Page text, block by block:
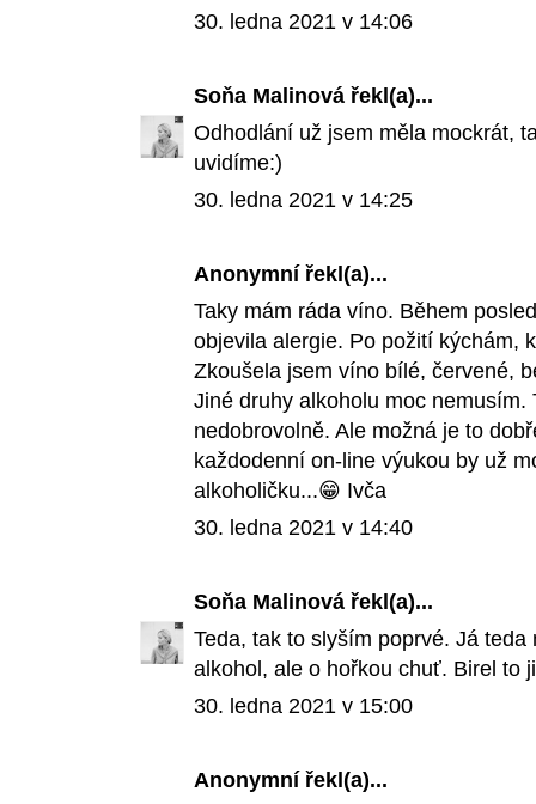
30. ledna 2021 v 14:06
Soňa Malinová řekl(a)...
Odhodlání už jsem měla mockrát,
uvidíme:)
30. ledna 2021 v 14:25
Anonymní řekl(a)...
Taky mám ráda víno. Během
objevila alergie. Po požití kýchám,
Zkoušela jsem víno bílé, červené,
Jiné druhy alkoholu moc nemusím.
nedobrovolně. Ale možná je to
každodenní on-line výukou by už
alkoholičku...😁 Ivča
30. ledna 2021 v 14:40
Soňa Malinová řekl(a)...
Teda, tak to slyším poprvé. Já
alkohol, ale o hořkou chuť. Birel to
30. ledna 2021 v 15:00
Anonymní řekl(a)...